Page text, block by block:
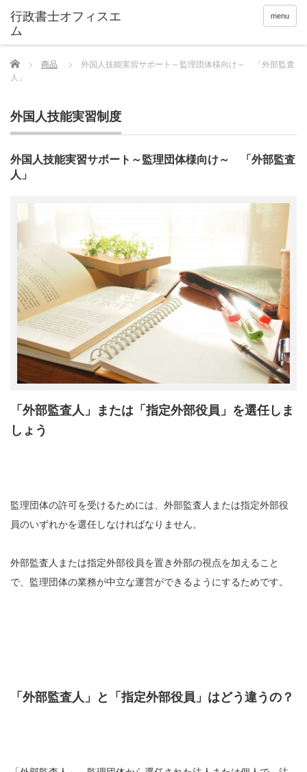
menu
Home 商品
外国人技能実習サポート～監理団体様向け～ 「外部監査
人」
外国人技能実習制度
外国人技能実習サポート～監理団体様向け～ 「外部監査
人」
「外部監査人」または「指定外部役員」を選任しま
しょう
監理団体の許可を受けるためには、外部監査人または指定外部役
員のいずれかを選任しなければなりません。
外部監査人または指定外部役員を置き外部の視点を加えること
で、監理団体の業務が中立な運営ができるようにするためです。
「外部監査人」と「指定外部役員」はどう違うの？